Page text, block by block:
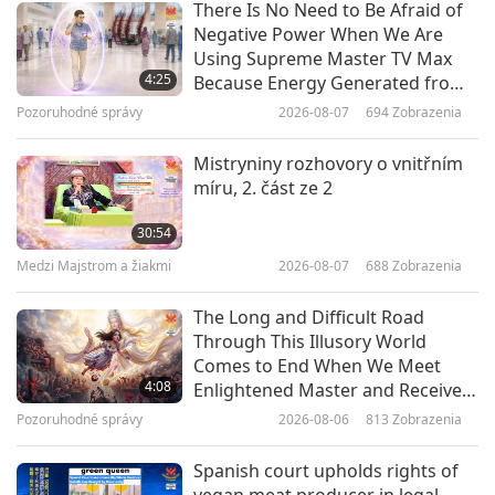
36:35
Práce Mistra, 1. část z 12
36:35
Vděčnost Krále míru a Krále
35:38
Smějící se svatí, 1. část z 11
4:25
There Is No Need to Be Afraid of
Negative Power When We Are
Using Supreme Master TV Max
Because Energy Generated from
It Is Far More Powerful than Any
Pozoruhodné správy 2026-08-07 694Zobrazenia
30:54
Mistryniny rozhovory o vnitřním
míru, 2. část ze 2
Medzi Majstrom a žiakmi 2026-08-07 688 Zobrazenia
4:08
The Long and Difficult Road
Through This Illusory World
Comes to End When We Meet
Enlightened Master and Receive
Pozoruhodné správy 2026-08-06 813 Zobrazenia
Spanish court upholds rights of